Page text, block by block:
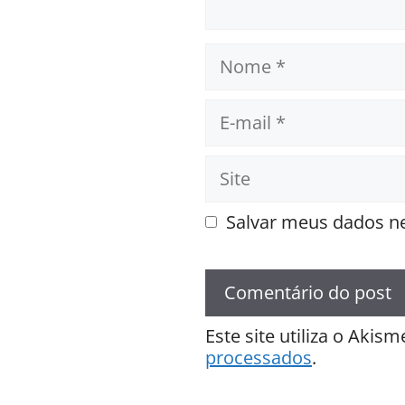
mail
Salvar meus dados
Este site utiliza o
processados.